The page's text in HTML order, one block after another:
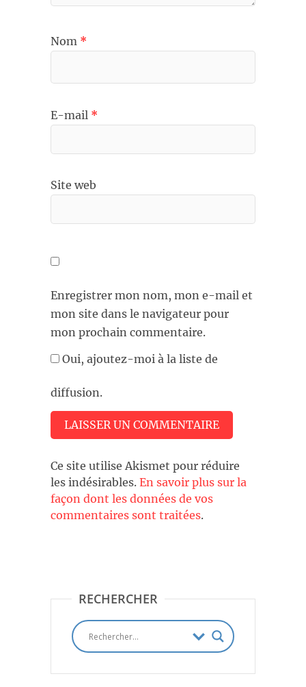
Nom *
E-mail *
Site web
Enregistrer mon nom, mon e-mail et
mon site dans le navigateur pour
mon prochain commentaire.
Oui, ajoutez-moi à la liste de
diffusion.
Ce site utilise Akismet pour réduire
les indésirables. En savoir plus sur la
façon dont les données de vos
commentaires sont traitées.
RECHERCHER